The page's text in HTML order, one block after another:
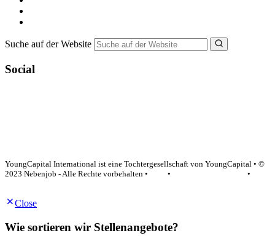
Suche auf der Website
Social
YoungCapital International ist eine Tochtergesellschaft von YoungCapital • ©
2023 Nebenjob - Alle Rechte vorbehalten •
•
•
Close
Wie sortieren wir Stellenangebote?